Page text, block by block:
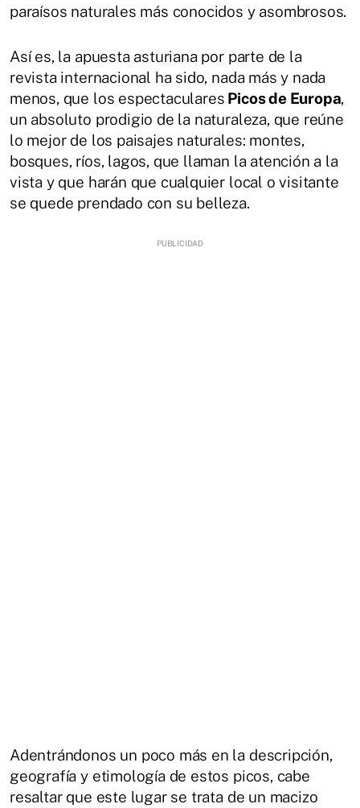
paraísos naturales más conocidos y asombrosos.
Así es, la apuesta asturiana por parte de la
revista internacional ha sido, nada más y nada
menos, que los espectaculares Picos de Europa,
un absoluto prodigio de la naturaleza, que reúne
lo mejor de los paisajes naturales: montes,
bosques, ríos, lagos, que llaman la atención a la
vista y que harán que cualquier local o visitante
se quede prendado con su belleza.
Adentrándonos un poco más en la descripción,
geografía y etimología de estos picos, cabe
resaltar que este lugar se trata de un macizo